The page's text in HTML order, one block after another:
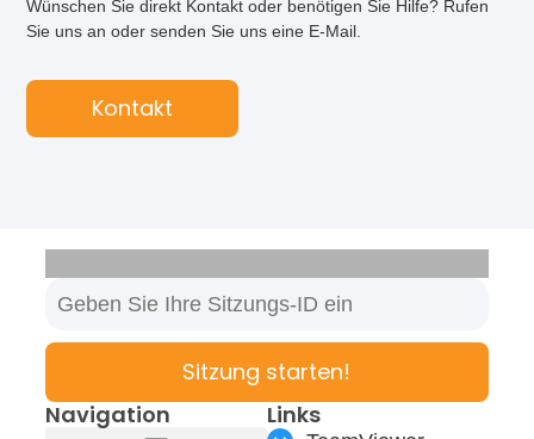
Wünschen Sie direkt Kontakt oder benötigen Sie Hilfe? Rufen
Sie uns an oder senden Sie uns eine E-Mail.
Kontakt
Navigation Links
Sitzung starten!